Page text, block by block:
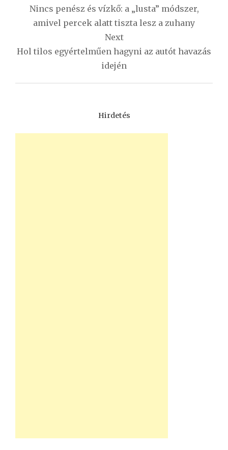
navigáció
Nincs penész és vízkő: a „lusta” módszer,
amivel percek alatt tiszta lesz a zuhany
Next
Hol tilos egyértelműen hagyni az autót havazás
idején
Hirdetés